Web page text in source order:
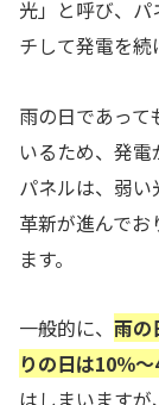
光」と呼び、
チして発電を続
雨の日であっ
いるため、発
パネルは、弱
革新が進んで
ます。
一般的に、 雨の
りの日は10％